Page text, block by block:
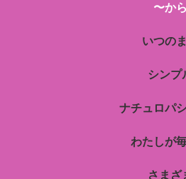
〜か
いつの
シンプ
ナチュロパ
わたしが
さまざ